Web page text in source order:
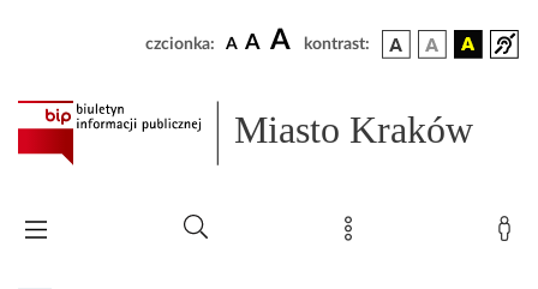
czcionka: A A A kontrast:
Miasto Kraków